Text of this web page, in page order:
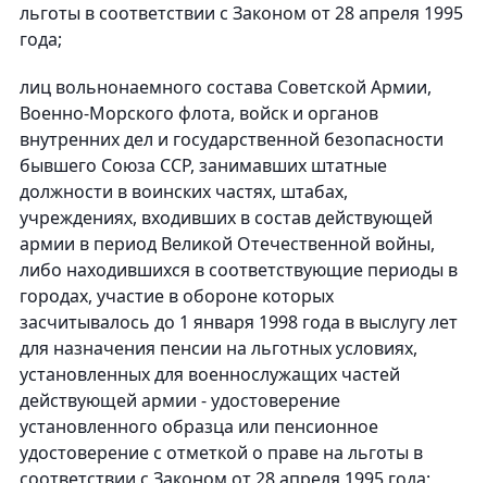
льготы в соответствии с Законом от 28 апреля 1995
года;
лиц вольнонаемного состава Советской Армии,
Военно-Морского флота, войск и органов
внутренних дел и государственной безопасности
бывшего Союза ССР, занимавших штатные
должности в воинских частях, штабах,
учреждениях, входивших в состав действующей
армии в период Великой Отечественной войны,
либо находившихся в соответствующие периоды в
городах, участие в обороне которых
засчитывалось до 1 января 1998 года в выслугу лет
для назначения пенсии на льготных условиях,
установленных для военнослужащих частей
действующей армии - удостоверение
установленного образца или пенсионное
удостоверение с отметкой о праве на льготы в